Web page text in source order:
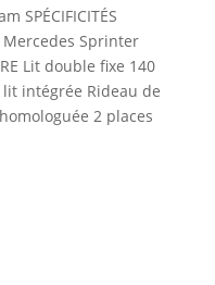
SPÉCIFICITÉS
Mercedes Sprinter
Lit double fixe 140
intégrée Rideau de
2 places